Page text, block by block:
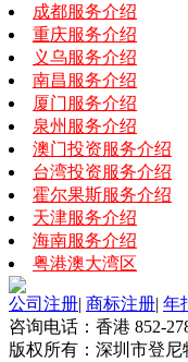
成都服务介绍
重庆服务介绍
义乌服务介绍
南昌服务介绍
厦门服务介绍
泉州服务介绍
澳门投资服务介绍
台湾投资服务介绍
霍尔果斯服务介绍
天津服务介绍
海南服务介绍
粤港澳大湾区
公司注册| 商标注册| 年
咨询电话：香港 852-
版权所有：深圳市登